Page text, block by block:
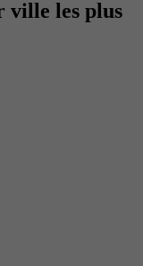
ville les plus